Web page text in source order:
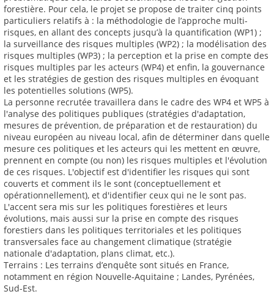
forestière. Pour cela, le projet se propose de traiter cinq points
particuliers relatifs à : la méthodologie de l’approche multi-
risques, en allant des concepts jusqu’à la quantification (WP1) ;
la surveillance des risques multiples (WP2) ; la modélisation des
risques multiples (WP3) ; la perception et la prise en compte des
risques multiples par les acteurs (WP4) et enfin, la gouvernance
et les stratégies de gestion des risques multiples en évoquant
les potentielles solutions (WP5).
La personne recrutée travaillera dans le cadre des WP4 et WP5 à
l'analyse des politiques publiques (stratégies d'adaptation,
mesures de prévention, de préparation et de restauration) du
niveau européen au niveau local, afin de déterminer dans quelle
mesure ces politiques et les acteurs qui les mettent en œuvre,
prennent en compte (ou non) les risques multiples et l'évolution
de ces risques. L'objectif est d'identifier les risques qui sont
couverts et comment ils le sont (conceptuellement et
opérationnellement), et d'identifier ceux qui ne le sont pas.
L'accent sera mis sur les politiques forestières et leurs
évolutions, mais aussi sur la prise en compte des risques
forestiers dans les politiques territoriales et les politiques
transversales face au changement climatique (stratégie
nationale d'adaptation, plans climat, etc.).
Terrains : Les terrains d’enquête sont situés en France,
notamment en région Nouvelle-Aquitaine ; Landes, Pyrénées,
Sud-Est.